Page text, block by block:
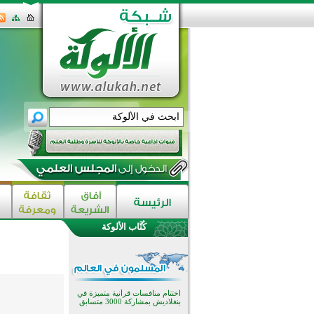
كُتَّاب الألوكة
اختتام الدورة التاسعة لمسابقة حفظ
تيسليتش تختتم برنامجا تعليميا لتعزيز
القيم وبناء الشخصية للشباب
المسلمين
اختتام منافسات قرآنية متميزة في
بنغلاديش بمشاركة 3000 متسابق